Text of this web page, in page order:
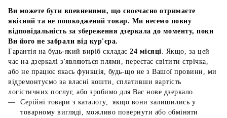
Ви можете бути впевненими, що своєчасно отримаєте
якісний та не пошкоджений товар. Ми несемо повну
відповідальність за збереження дзеркала до моменту, поки
Ви його не забрали від кур'єра.
Гарантія на будь-який виріб складає 24 місяці. Якщо, за цей
час на дзеркалі з'являються плями, перестає світити стрічка,
або не працює якась функція, будь-що не з Вашої провини, ми
відремонтуємо за власні кошти, сплативши вартість
логістичних послуг, або зробимо для Вас нове дзеркало.
Серійні товари з каталогу, якщо вони залишились у
товарному вигляді, можливо повернути або обміняти